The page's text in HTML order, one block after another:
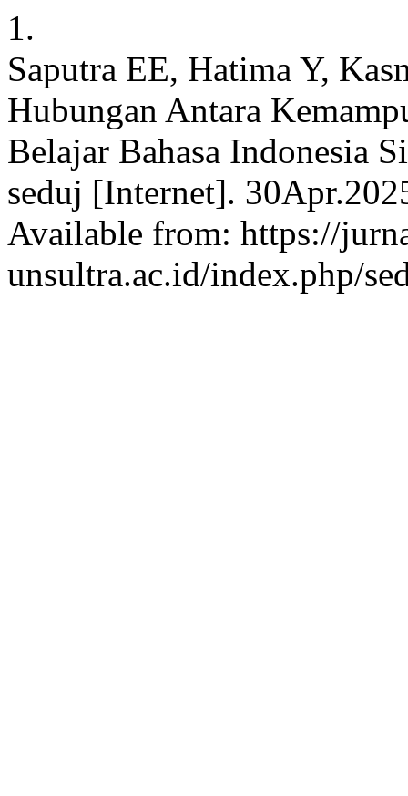
1.
Saputra EE, Hatima Y,
Hubungan Antara
Belajar Bahasa Indonesia
seduj [Internet].
Available from: https://
unsultra.ac.id/index.php/